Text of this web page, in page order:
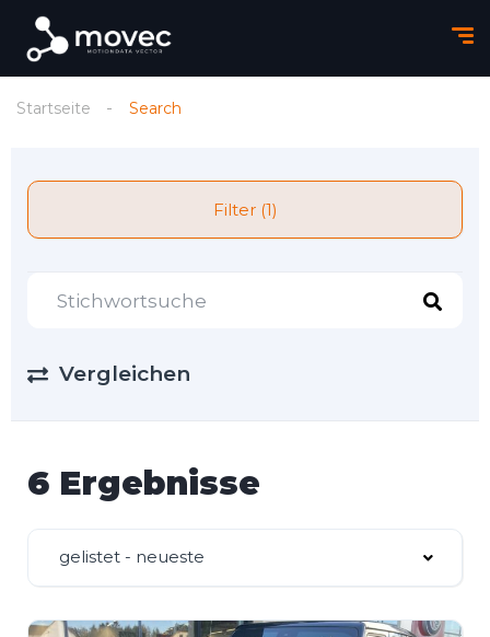
Startseite Search
Filter (1)
Vergleichen
6 Ergebnisse
gelistet - neueste